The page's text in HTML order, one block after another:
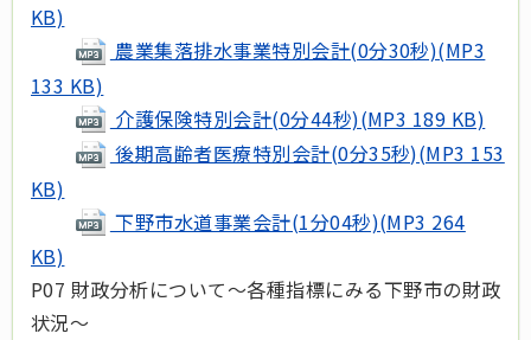
KB)
農業集落排水事業特別会計(0分30秒)(MP3
133 KB)
介護保険特別会計(0分44秒)(MP3 189 KB)
後期高齢者医療特別会計(0分35秒)(MP3 153
KB)
下野市水道事業会計(1分04秒)(MP3 264
KB)
P07 財政分析について～各種指標にみる下野市の財政
状況～